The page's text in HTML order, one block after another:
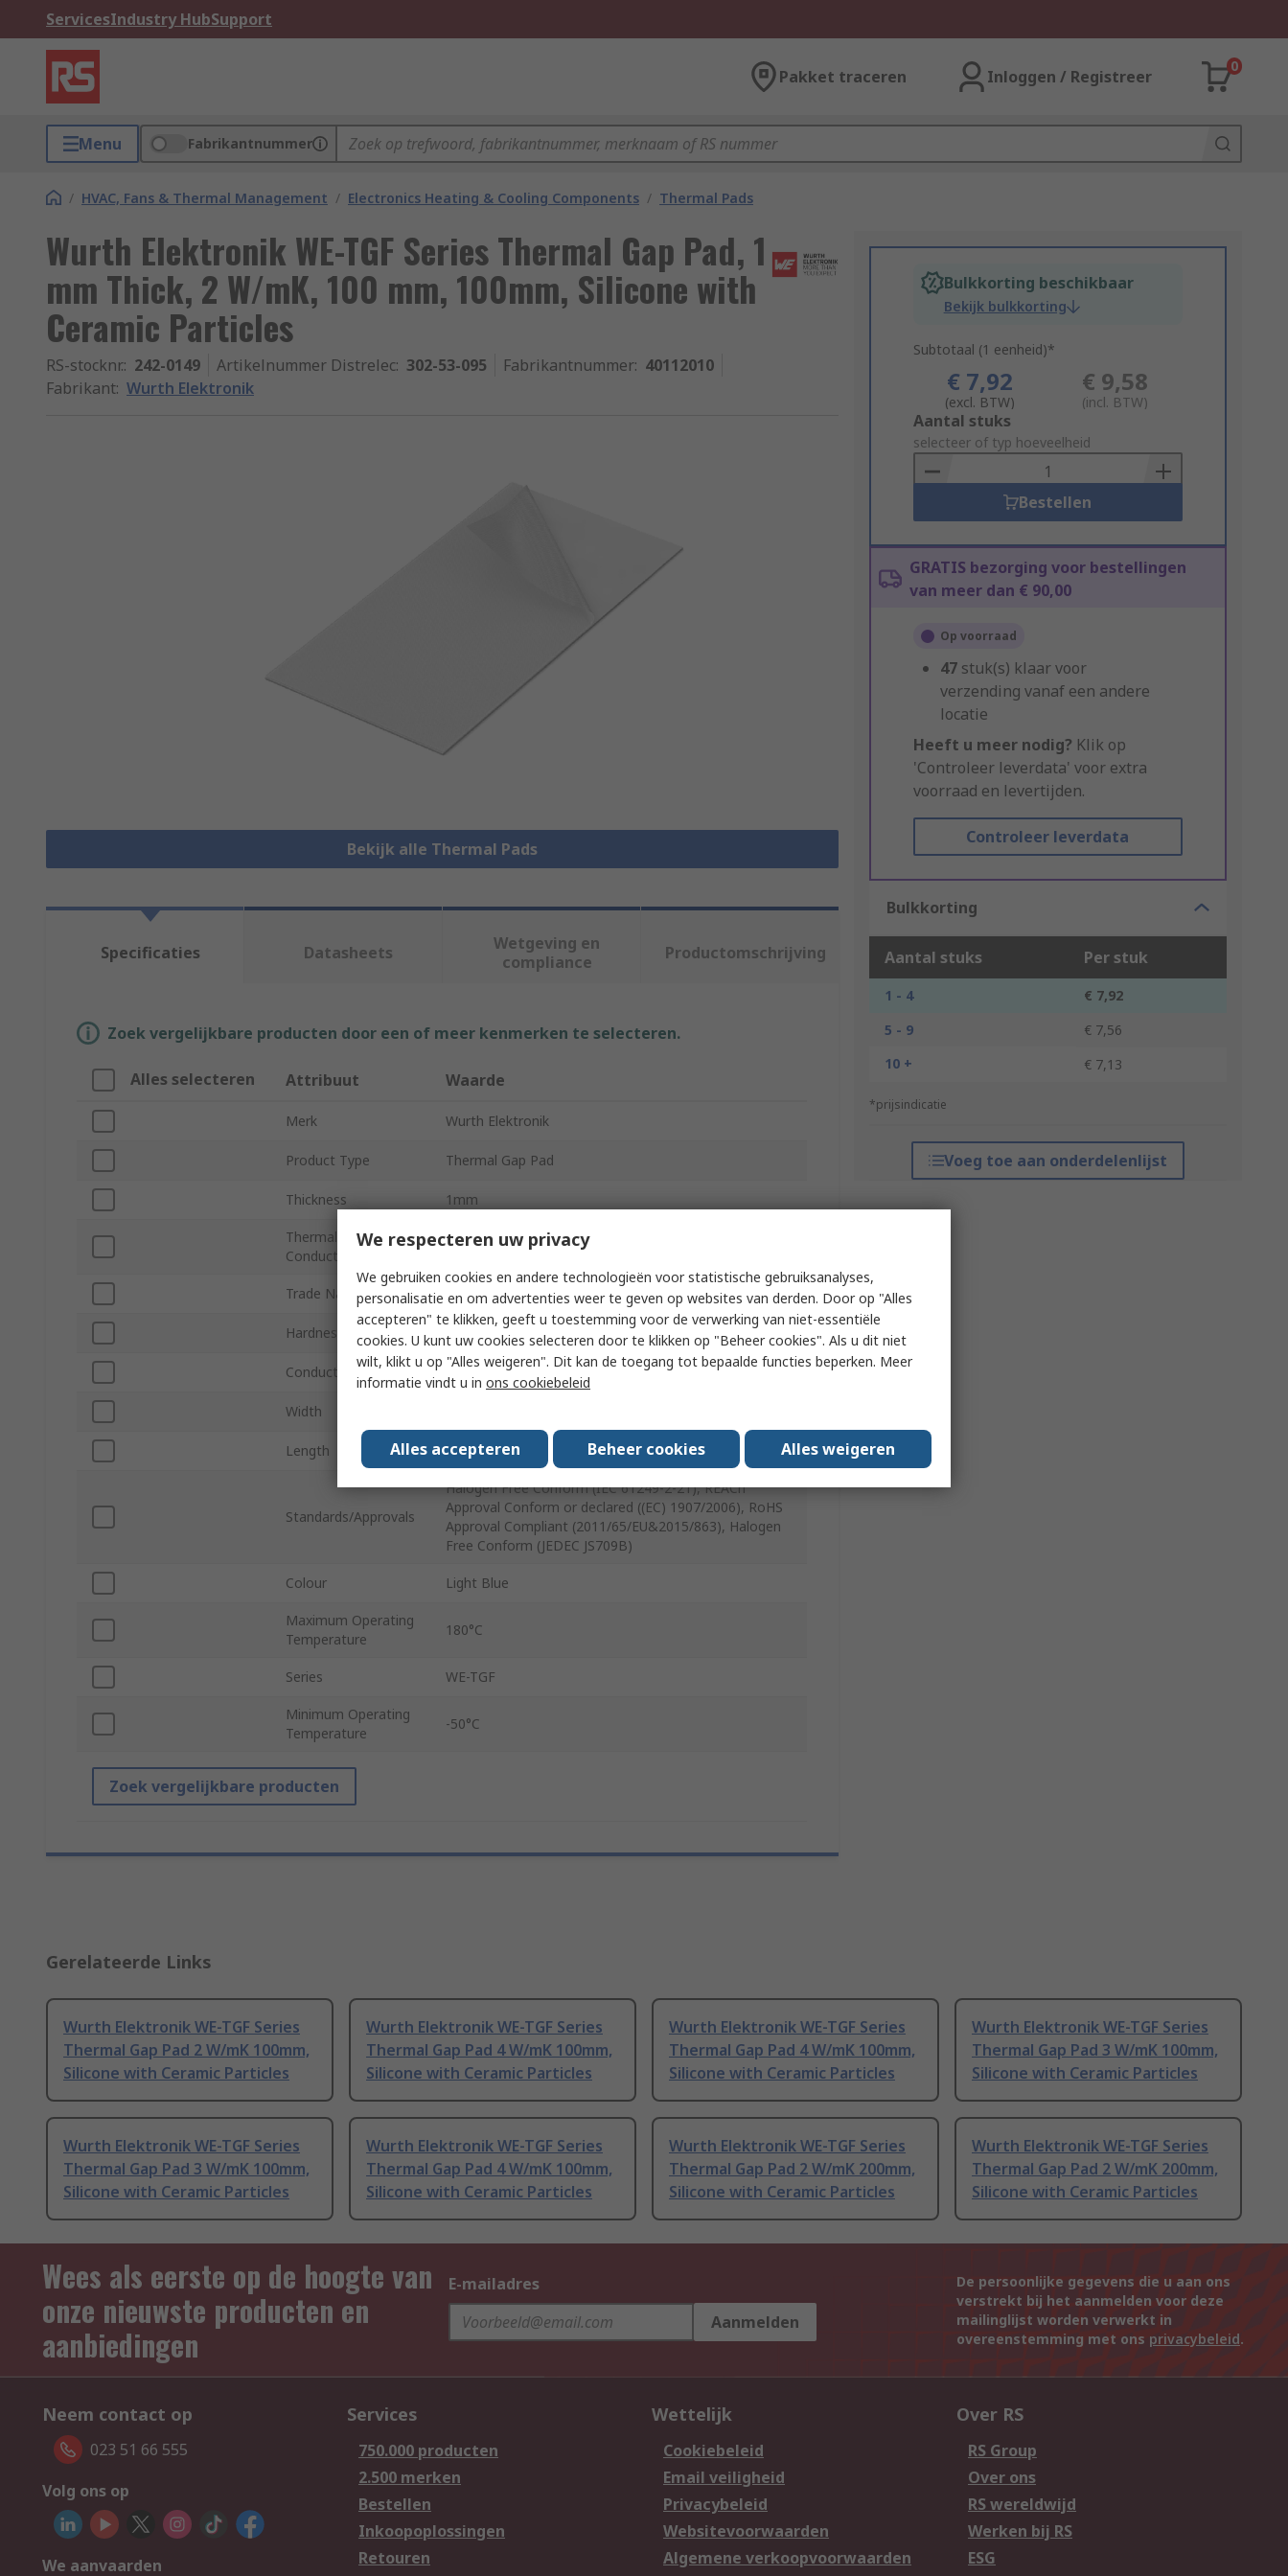
ServicesIndustry HubSupport
Pakket traceren Inloggen / Registreer
0
Menu Fabrikantnummer
/ HVAC, Fans & Thermal Management / Electronics Heating & Cooling Components / Thermal Pads
Wurth Elektronik WE-TGF Series Thermal Gap Pad, 1
mm Thick, 2 W/mK, 100 mm, 100mm, Silicone with
Ceramic Particles
RS-stocknr.: 242-0149 Artikelnummer Distrelec: 302-53-095 Fabrikantnummer: 40112010
Fabrikant: Wurth Elektronik
Bekijk alle Thermal Pads
Bulkkorting beschikbaar
Bekijk bulkkorting
Subtotaal (1 eenheid)*
€ 7,92
(excl. BTW)
€ 9,58
(incl. BTW)
Add
to
Basket
Aantal stuks
selecteer of typ hoeveelheid
Bestellen
GRATIS bezorging voor bestellingen
van meer dan € 90,00
Op voorraad
47 stuk(s) klaar voor
verzending vanaf een andere
locatie
Heeft u meer nodig? Klik op
'Controleer leverdata' voor extra
voorraad en levertijden.
Controleer leverdata
Bulkkorting
Aantal stuks Per stuk
1 - 4
€ 7,92
5 - 9
€ 7,56
10 +
€ 7,13
*prijsindicatie
Voeg toe aan onderdelenlijst
Specificaties Datasheets
Wetgeving en
compliance
Productomschrijving
Zoek vergelijkbare producten door een of meer kenmerken te selecteren.
Alles selecteren Attribuut Waarde
Merk Wurth Elektronik
Product Type Thermal Gap Pad
Thickness 1mm
Thermal
Conductivity
2W/mK
Trade Name Würth Elektronik eiSos GmbH & Co. KG
Hardness 35 Shore C
Conductive Material Silicone with Ceramic Particles
Width
Length 100mm
Standards/Approvals
Halogen Free Conform (IEC 61249-2-21), REACh
Approval Conform or declared ((EC) 1907/2006), RoHS
Approval Compliant (2011/65/EU&2015/863), Halogen
Free Conform (JEDEC JS709B)
Colour Light Blue
Maximum Operating
Temperature
180°C
Series WE-TGF
Minimum Operating
Temperature
-50°C
Zoek vergelijkbare producten
Gerelateerde Links
Wurth Elektronik WE-TGF Series
Thermal Gap Pad 2 W/mK 100mm,
Silicone with Ceramic Particles
Wurth Elektronik WE-TGF Series
Thermal Gap Pad 4 W/mK 100mm,
Silicone with Ceramic Particles
Wurth Elektronik WE-TGF Series
Thermal Gap Pad 4 W/mK 100mm,
Silicone with Ceramic Particles
Wurth Elektronik WE-TGF Series
Thermal Gap Pad 3 W/mK 100mm,
Silicone with Ceramic Particles
Wurth Elektronik WE-TGF Series
Thermal Gap Pad 3 W/mK 100mm,
Silicone with Ceramic Particles
Wurth Elektronik WE-TGF Series
Thermal Gap Pad 4 W/mK 100mm,
Silicone with Ceramic Particles
Wurth Elektronik WE-TGF Series
Thermal Gap Pad 2 W/mK 200mm,
Silicone with Ceramic Particles
Wurth Elektronik WE-TGF Series
Thermal Gap Pad 2 W/mK 200mm,
Silicone with Ceramic Particles
Wees als eerste op de hoogte van
onze nieuwste producten en
aanbiedingen
E-mailadres
Aanmelden
De persoonlijke gegevens die u aan ons
verstrekt bij het aanmelden voor deze
mailinglijst worden verwerkt in
overeenstemming met ons privacybeleid.
Neem contact op
023 51 66 555
Volg ons op
We aanvaarden
Services
750.000 producten
2.500 merken
Bestellen
Inkoopoplossingen
Retouren
Wettelijk
Cookiebeleid
Email veiligheid
Privacybeleid
Websitevoorwaarden
Algemene verkoopvoorwaarden
Over RS
RS Group
Over ons
RS wereldwijd
Werken bij RS
ESG
We respecteren uw privacy
We gebruiken cookies en andere technologieën voor statistische gebruiksanalyses,
personalisatie en om advertenties weer te geven op websites van derden. Door op "Alles
accepteren" te klikken, geeft u toestemming voor de verwerking van niet-essentiële
cookies. U kunt uw cookies selecteren door te klikken op "Beheer cookies". Als u dit niet
wilt, klikt u op "Alles weigeren". Dit kan de toegang tot bepaalde functies beperken. Meer
informatie vindt u in ons cookiebeleid
Alles accepteren Beheer cookies Alles weigeren